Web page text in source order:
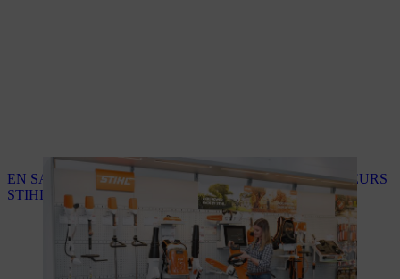
EN SAVOIR PLUS SUR LES SERVICES DES REVENDEURS
STIHL